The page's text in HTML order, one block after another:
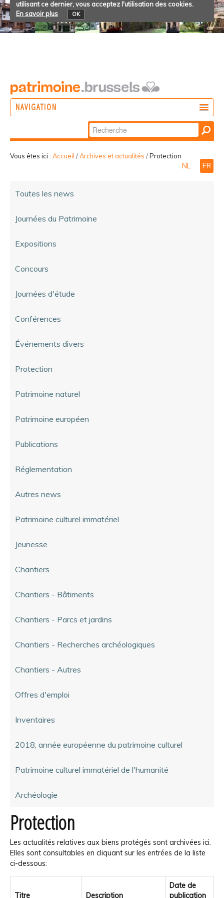
utilisant ce dernier, vous acceptez l'utilisation des cookies.
En savoir plus
OK
NAVIGATION
Chercher par
Recherche
avancée…
Vous êtes ici : Accueil /Archives et actualités /Protection
NL FR
Toutes les news
Journées du Patrimoine
Expositions
Concours
Journées d'étude
Conférences
Événements divers
Protection
Patrimoine naturel
Patrimoine européen
Publications
Réglementation
Autres news
Patrimoine culturel immatériel
Jeunesse
Chantiers
Chantiers - Bâtiments
Chantiers - Parcs et jardins
Chantiers - Recherches archéologiques
Chantiers - Autres
Offres d'emploi
Inventaires
2018, année européenne du patrimoine culturel
Patrimoine culturel immatériel de l'humanité
Archéologie
Protection
Les actualités relatives aux biens protégés sont archivées ici.
Elles sont consultables en cliquant sur les entrées de la liste
ci-dessous:
Titre Description
Date de
publication